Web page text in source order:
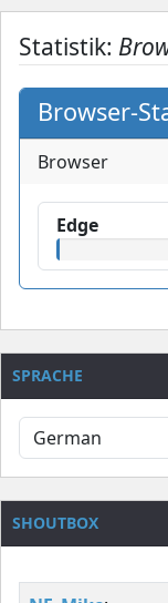
Statistik:
Browser-
Browser
Edge
SPRACHE
SHOUTBOX